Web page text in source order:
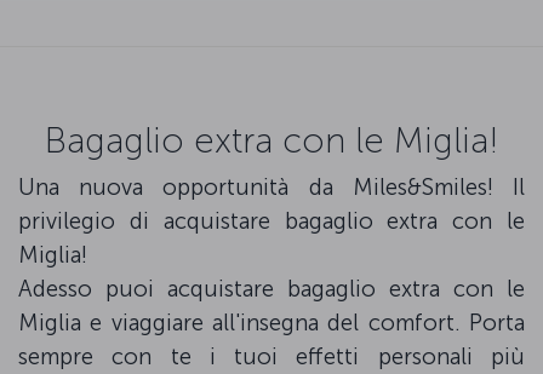
Bagaglio extra con le Miglia!
Una nuova opportunità da Miles&Smiles! Il
privilegio di acquistare bagaglio extra con le
Miglia!
Adesso puoi acquistare bagaglio extra con le
Miglia e viaggiare all'insegna del comfort. Porta
sempre con te i tuoi effetti personali più